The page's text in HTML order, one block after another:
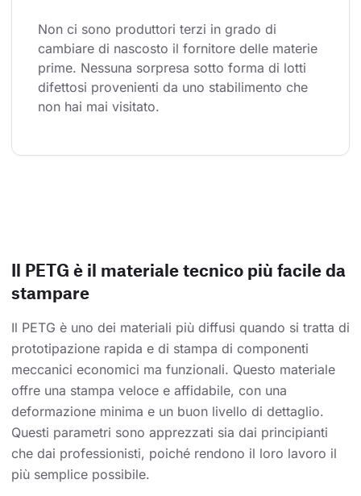
Non ci sono produttori terzi in grado di
cambiare di nascosto il fornitore delle materie
prime. Nessuna sorpresa sotto forma di lotti
difettosi provenienti da uno stabilimento che
non hai mai visitato.
Il PETG è il materiale tecnico più facile da
stampare
Il PETG è uno dei materiali più diffusi quando si tratta di
prototipazione rapida e di stampa di componenti
meccanici economici ma funzionali. Questo materiale
offre una stampa veloce e affidabile, con una
deformazione minima e un buon livello di dettaglio.
Questi parametri sono apprezzati sia dai principianti
che dai professionisti, poiché rendono il loro lavoro il
più semplice possibile.